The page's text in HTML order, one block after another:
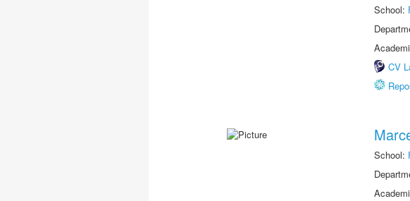
School:
CV
School: